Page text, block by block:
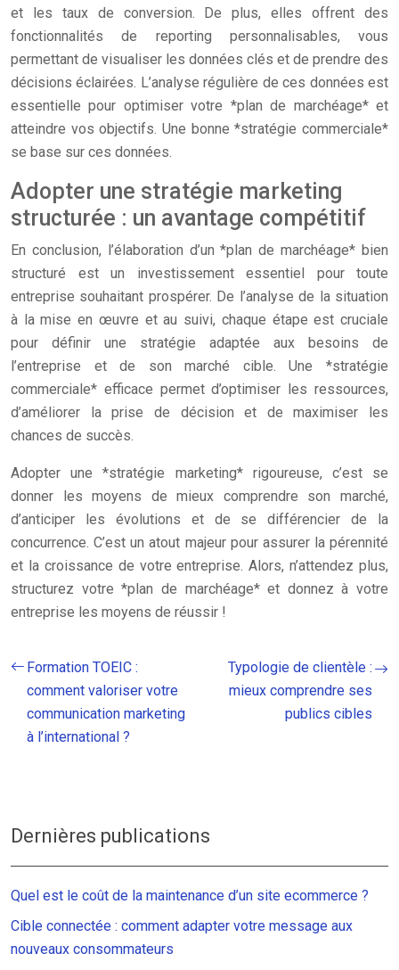
et les taux de conversion. De plus, elles offrent des
fonctionnalités de reporting personnalisables, vous
permettant de visualiser les données clés et de prendre des
décisions éclairées. L’analyse régulière de ces données est
essentielle pour optimiser votre *plan de marchéage* et
atteindre vos objectifs. Une bonne *stratégie commerciale*
se base sur ces données.
Adopter une stratégie marketing
structurée : un avantage compétitif
En conclusion, l’élaboration d’un *plan de marchéage* bien
structuré est un investissement essentiel pour toute
entreprise souhaitant prospérer. De l’analyse de la situation
à la mise en œuvre et au suivi, chaque étape est cruciale
pour définir une stratégie adaptée aux besoins de
l’entreprise et de son marché cible. Une *stratégie
commerciale* efficace permet d’optimiser les ressources,
d’améliorer la prise de décision et de maximiser les
chances de succès.
Adopter une *stratégie marketing* rigoureuse, c’est se
donner les moyens de mieux comprendre son marché,
d’anticiper les évolutions et de se différencier de la
concurrence. C’est un atout majeur pour assurer la pérennité
et la croissance de votre entreprise. Alors, n’attendez plus,
structurez votre *plan de marchéage* et donnez à votre
entreprise les moyens de réussir !
Formation TOEIC :
comment valoriser votre
communication marketing
à l’international ?
Typologie de clientèle :
mieux comprendre ses
publics cibles
Dernières publications
Quel est le coût de la maintenance d’un site ecommerce ?
Cible connectée : comment adapter votre message aux
nouveaux consommateurs